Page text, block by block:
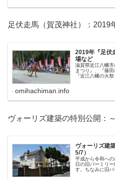
足伏走馬（賀茂神社）：2019
2019年『足伏
場など
滋賀県近江八幡
まつり』、『篠
『近江八幡の火
omihachiman.info
ヴォーリズ建築の特別公開：
ヴォーリズ建
5/7）
平成から令和へ
日の旧パーミリ
す。ちなみに旧パ